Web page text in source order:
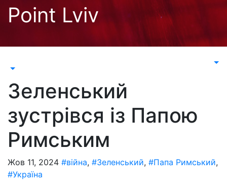
Перейти
Point Lviv
Зеленський
зустрівся із Папою
Римським
Жов 11, 2024 #війна, #Зеленський, #Папа Римський,
#Україна